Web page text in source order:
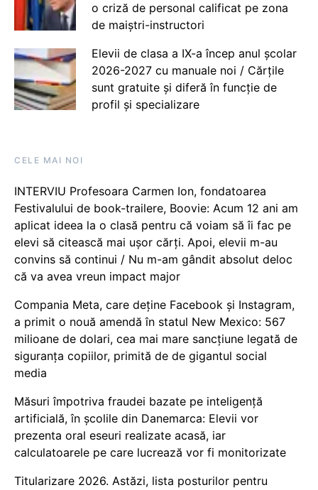
o criză de personal calificat pe zona
de maiștri-instructori
Elevii de clasa a IX-a încep anul școlar
2026-2027 cu manuale noi / Cărțile
sunt gratuite și diferă în funcție de
profil și specializare
CELE MAI NOI
INTERVIU Profesoara Carmen Ion, fondatoarea
Festivalului de book-trailere, Boovie: Acum 12 ani am
aplicat ideea la o clasă pentru că voiam să îi fac pe
elevi să citească mai ușor cărți. Apoi, elevii m-au
convins să continui / Nu m-am gândit absolut deloc
că va avea vreun impact major
Compania Meta, care deține Facebook și Instagram,
a primit o nouă amendă în statul New Mexico: 567
milioane de dolari, cea mai mare sancțiune legată de
siguranța copiilor, primită de de gigantul social
media
Măsuri împotriva fraudei bazate pe inteligență
artificială, în școlile din Danemarca: Elevii vor
prezenta oral eseuri realizate acasă, iar
calculatoarele pe care lucrează vor fi monitorizate
Titularizare 2026. Astăzi, lista posturilor pentru